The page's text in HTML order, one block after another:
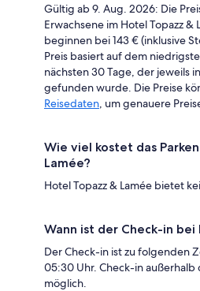
Gültig ab 9. Aug. 2026: Die
Erwachsene im Hotel Topazz &
beginnen bei 143 € (inklusive
Preis basiert auf dem
nächsten 30 Tage, der jeweils
gefunden wurde. Die Preise
Reisedaten, um genauere
Wie viel kostet das
Lamée?
Hotel Topazz & Lamée bietet
Wann ist der Check-in
Der Check-in ist zu folgenden
05:30 Uhr. Check-in
möglich.